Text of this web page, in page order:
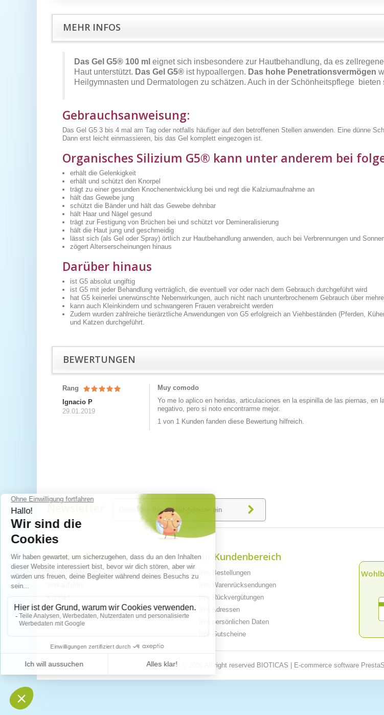
MEHR INFOS
Das Gel G5® 100 ml eignet sich insbesondere zur Hautbehandlung, da es
Haut unterstützt. Das Gel G5® ist hypoallergen. Das hohe Penetrationsvermögen
Heilgymnasten und Dermatologen zu schätzen. Auch in der Schönheitspflege bieten
Gebrauchsanweisung:
Das Gel G5 3 bis 4 mal am Tag oder notfalls häufiger auf den betroffenen Stellen anwenden. Eine dünne
Dann erst leicht einmassieren, bis das Gel komplett eingezogen ist.
Organisches Silizium G5® kann unter anderem bei
erhält die Gelenkigkeit
erhält und schützt den Knorpel
trägt zu einer gesunden Knochenentwicklung bei und regt die Kalziumaufnahme an
hält das Gewebe jung
schützt die Bänder und hält das Gewebe dehnbar
hält Haar und Nägel gesund
trägt zur Festigung von Brüchen bei und schützt vor Demineralisierung
hält die Haut jung und geschmeidig
lässt sich (als Gel oder Spray) örtlich zur Hautbehandlung anwenden, auch bei Verbrennungen und
zögert Alterserscheinungen hinaus
Darüber hinaus
ist G5 absolut ungiftig
ist G5 mit jeder Behandlung verträglich, die eventuell vor oder nach dem Gebrauch durchgeführt wird
hat G5 keinerlei unerwünschte Nebenwirkungen, auch nicht nach ununterbrochenem Gebrauch über
kann auch Kleinkindern und schwangeren Frauen verabreicht werden
Zudem wurden zahlreiche tierärztliche Anwendungen von G5 erfolgreich an Viehbeständen (Pferden,
und Katzen durchgeführt.
BEWERTUNGEN
Rang
Ignacio P
29.01.2019
Muy comodo
Yo me lo aplico en heridas, articulaciones en la espinilla de las piernas,
negativo, pero si noto encontrarme mejor.
1 von 1 Kunden fanden diese Bewertung hilfreich.
Informationen
Sonderangebote
Sitemap
Ihr Kundenbereich
Ihre Bestellungen
Ihre Warenrücksendungen
Ihre Rückvergütungen
Ihre Adressen
Ihre persönlichen Daten
Ihre Gutscheine
© 2026 All right reserved BIOTICAS | E-commerce software